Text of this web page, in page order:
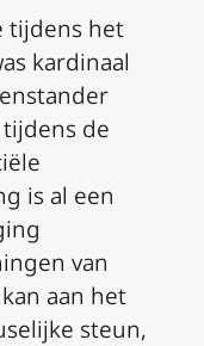
tijdens het
kardinaal
de
is al een
van
aan het
steun,